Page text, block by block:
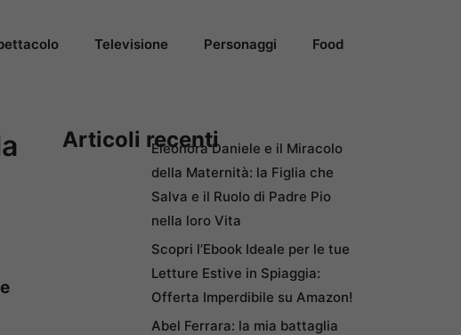
Televisione Personaggi Food
Articoli recentiEleonora Daniele e il Miracolo
della Maternità: la Figlia che
Salva e il Ruolo di Padre Pio
nella loro Vita
Scopri l’Ebook Ideale per le tue
Letture Estive in Spiaggia:
Offerta Imperdibile su Amazon!
Abel Ferrara: la mia battaglia